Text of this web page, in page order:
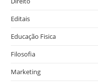
Editais
Educação Fisica
Filosofia
Marketing